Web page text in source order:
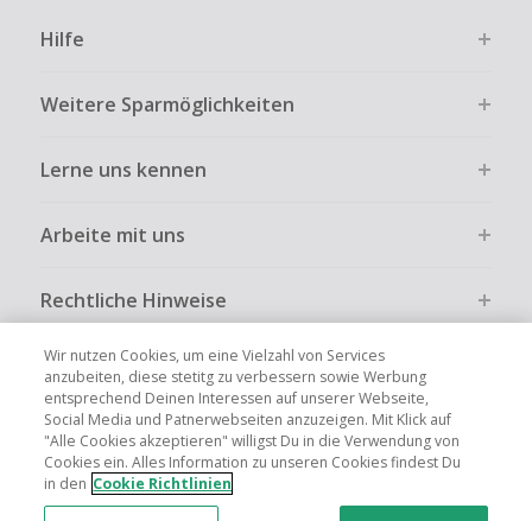
Hilfe
Weitere Sparmöglichkeiten
Lerne uns kennen
Arbeite mit uns
Rechtliche Hinweise
Globale Websites UK US CN JP FR AU IT
Wir nutzen Cookies, um eine Vielzahl von Services
anzubeiten, diese stetitg zu verbessern sowie Werbung
entsprechend Deinen Interessen auf unserer Webseite,
Social Media und Patnerwebseiten anzuzeigen. Mit Klick auf
"Alle Cookies akzeptieren" willigst Du in die Verwendung von
Cookies ein. Alles Information zu unseren Cookies findest Du
in den Cookie Richtlinien